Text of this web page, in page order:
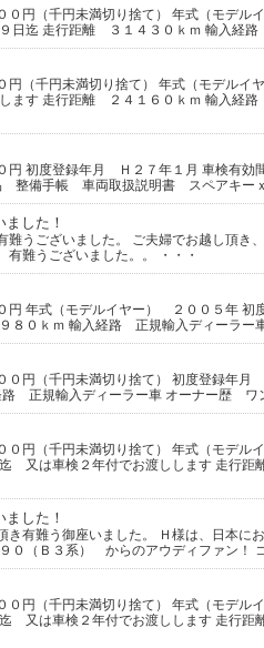
０円（千円未満切り捨て） 年式（モデ
迄 走行距離 ３１４３０ｋｍ 輸入経路
円（千円未満切り捨て） 年式（モデル
ます 走行距離 ２４１６０ｋｍ 輸入経
円 初度登録年月 Ｈ２７年１月 車検有
整備手帳 車両取扱説明書 スペア
した！
うございました。 ご夫婦でお越し頂き
難うございました。。 ・・・
円 年式（モデルイヤー） ２００５年
０ｋｍ 輸入経路 正規輸入ディーラー
０円（千円未満切り捨て） 初度登録年
正規輸入ディーラー車 オーナー歴 ワ
０円（千円未満切り捨て） 年式（モデ
又は車検２年付でお渡しします 走行距
した！
有難う御座いました。 Ｈ様は、日本に
（Ｂ３系） からのアウディファン！
０円（千円未満切り捨て） 年式（モデ
又は車検２年付でお渡しします 走行距